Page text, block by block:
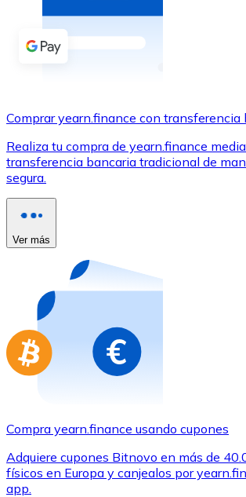
Comprar con efectivo
Transferencia SEPA
Tarjeta de crédito / débito
Utiliza tarjetas Visa y Mastercard
Comprar con tarjeta
Tienda - Tarjetas regalo
Nuevo
Compra tarjetas regalo de tus
Ir a la tienda de tarjetas regalo
Comprar yearn.finance con transferencia
Realiza tu compra de yearn.finance
transferencia bancaria tradicional de
segura.
Ver más
Compra yearn.finance usando cupones
Adquiere cupones Bitnovo en más de
físicos en Europa y canjealos por
app.